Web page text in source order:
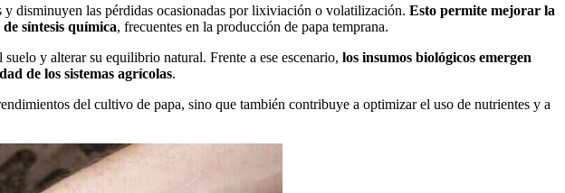
disminuyen las pérdidas ocasionadas por lixiviación o volatilización. Esto permite mejorar la
síntesis química, frecuentes en la producción de papa temprana.
y alterar su equilibrio natural. Frente a ese escenario, los insumos biológicos emergen
de los sistemas agrícolas.
del cultivo de papa, sino que también contribuye a optimizar el uso de nutrientes y a